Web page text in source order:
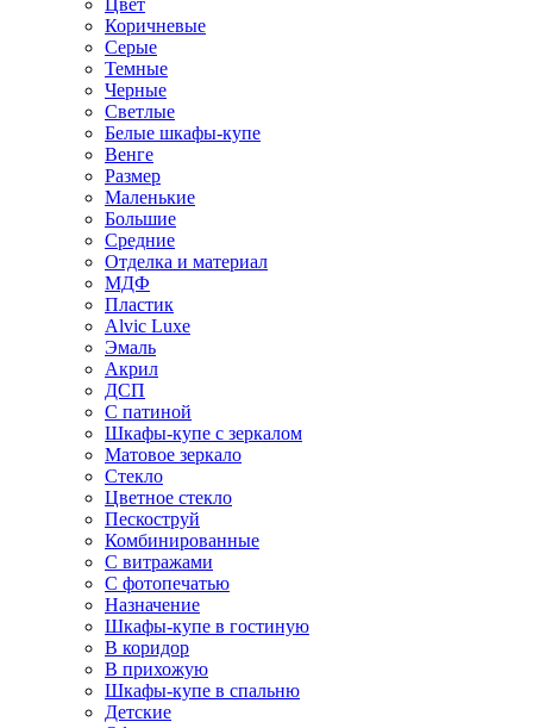
Цвет
Коричневые
Серые
Темные
Черные
Светлые
Белые шкафы-купе
Венге
Размер
Маленькие
Большие
Средние
Отделка и материал
МДФ
Пластик
Alvic Luxe
Эмаль
Акрил
ДСП
С патиной
Шкафы-купе с зеркалом
Матовое зеркало
Стекло
Цветное стекло
Пескоструй
Комбинированные
С витражами
С фотопечатью
Назначение
Шкафы-купе в гостиную
В коридор
В прихожую
Шкафы-купе в спальню
Детские